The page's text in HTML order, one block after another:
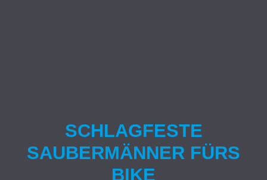
SCHLAGFESTE
SAUBERMÄNNER FÜRS
BIKE